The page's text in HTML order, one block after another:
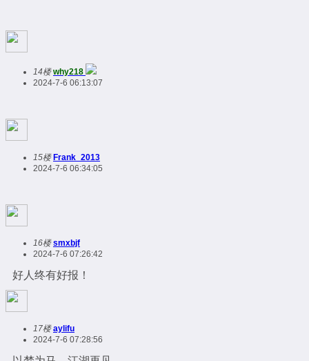
14楼 why218
2024-7-6 06:13:07
15楼 Frank_2013
2024-7-6 06:34:05
16楼 smxbjf
2024-7-6 07:26:42
好人终有好报！
17楼 aylifu
2024-7-6 07:28:56